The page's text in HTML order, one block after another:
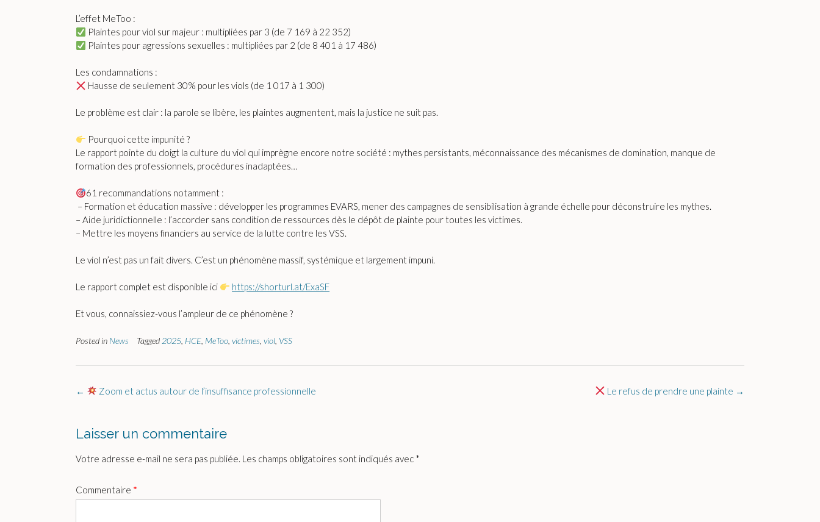
L’effet MeToo :
Plaintes pour viol sur majeur : multipliées par 3 (de 7 169 à 22 352)
Plaintes pour agressions sexuelles : multipliées par 2 (de 8 401 à 17 486)
Les condamnations :
Hausse de seulement 30% pour les viols (de 1 017 à 1 300)
Le problème est clair : la parole se libère, les plaintes augmentent, mais la justice ne suit pas.
Pourquoi cette impunité ?
Le rapport pointe du doigt la culture du viol qui imprègne encore notre société : mythes persistants, méconnaissance des mécanismes de domination, manque de
formation des professionnels, procédures inadaptées…
61 recommandations notamment :
– Formation et éducation massive : développer les programmes EVARS, mener des campagnes de sensibilisation à grande échelle pour déconstruire les mythes.
– Aide juridictionnelle : l’accorder sans condition de ressources dès le dépôt de plainte pour toutes les victimes.
– Mettre les moyens financiers au service de la lutte contre les VSS.
Le viol n’est pas un fait divers. C’est un phénomène massif, systémique et largement impuni.
Le rapport complet est disponible ici https://shorturl.at/ExaSF
Et vous, connaissiez-vous l’ampleur de ce phénomène ?
Posted in News Tagged 2025 HCE MeToo victimes viol VSS
Post
Le refus de prendre une plainte →
← Zoom et actus autour de l’insuffisance professionnelle
Laisser un commentaire
Votre adresse e-mail ne sera pas publiée. Les champs obligatoires sont indiqués avec *
Commentaire *